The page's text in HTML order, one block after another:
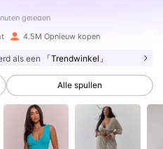
4.5M Opnieuw kopen
als een 「Trendwinkel」
Alle spullen